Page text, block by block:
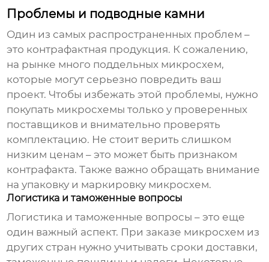
Проблемы и подводные камни
Один из самых распространенных проблем –
это контрафактная продукция. К сожалению,
на рынке много поддельных микросхем,
которые могут серьезно повредить ваш
проект. Чтобы избежать этой проблемы, нужно
покупать микросхемы только у проверенных
поставщиков и внимательно проверять
комплектацию. Не стоит верить слишком
низким ценам – это может быть признаком
контрафакта. Также важно обращать внимание
на упаковку и маркировку микросхем.
Логистика и таможенные вопросы
Логистика и таможенные вопросы – это еще
один важный аспект. При заказе микросхем из
других стран нужно учитывать сроки доставки,